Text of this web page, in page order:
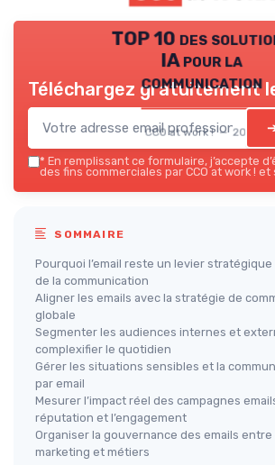
TOP 10 des
IA pour la
communication
CCO at work ! — 2026
Téléchargez gratuitement
* En remplissant ce formulaire, j’accepte
des fins commerciales par CCO at work ! et
SOMMAIRE
Pourquoi l’email reste un levier
de la communication
Aligner les emails avec la stratégie de
globale
Segmenter les audiences internes et
complexifier le quotidien
Gérer les situations sensibles et la
par email
Mesurer l’impact réel des campagnes
réputation et l’engagement
Organiser la gouvernance des emails
marketing et métiers